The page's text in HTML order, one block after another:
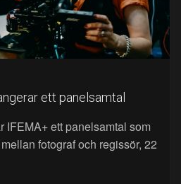
ett panelsamtal
IFEMA+ ett panelsamtal som
fotograf och regissör, 22